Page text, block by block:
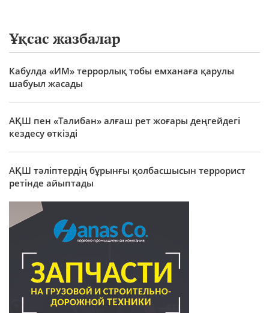
Ұқсас жазбалар
Кабулда «ИМ» террорлық тобы емханаға қарулы
шабуыл жасады
АҚШ пен «Талибан» алғаш рет жоғары деңгейдегі
кездесу өткізді
АҚШ тәліптердің бұрынғы қолбасшысын террорист
ретінде айыптады